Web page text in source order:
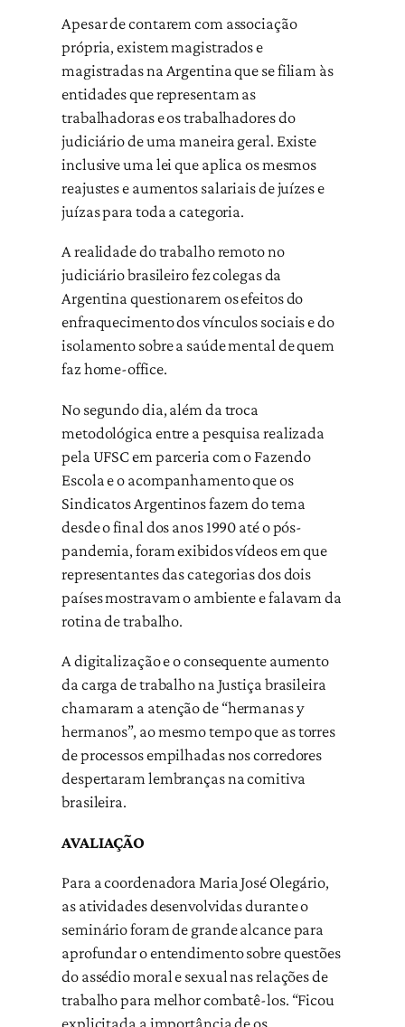
Apesar de contarem com associação
própria, existem magistrados e
magistradas na Argentina que se filiam às
entidades que representam as
trabalhadoras e os trabalhadores do
judiciário de uma maneira geral. Existe
inclusive uma lei que aplica os mesmos
reajustes e aumentos salariais de juízes e
juízas para toda a categoria.
A realidade do trabalho remoto no
judiciário brasileiro fez colegas da
Argentina questionarem os efeitos do
enfraquecimento dos vínculos sociais e do
isolamento sobre a saúde mental de quem
faz home-office.
No segundo dia, além da troca
metodológica entre a pesquisa realizada
pela UFSC em parceria com o Fazendo
Escola e o acompanhamento que os
Sindicatos Argentinos fazem do tema
desde o final dos anos 1990 até o pós-
pandemia, foram exibidos vídeos em que
representantes das categorias dos dois
países mostravam o ambiente e falavam da
rotina de trabalho.
A digitalização e o consequente aumento
da carga de trabalho na Justiça brasileira
chamaram a atenção de “hermanas y
hermanos”, ao mesmo tempo que as torres
de processos empilhadas nos corredores
despertaram lembranças na comitiva
brasileira.
AVALIAÇÃO
Para a coordenadora Maria José Olegário,
as atividades desenvolvidas durante o
seminário foram de grande alcance para
aprofundar o entendimento sobre questões
do assédio moral e sexual nas relações de
trabalho para melhor combatê-los. “Ficou
explicitada a importância de os